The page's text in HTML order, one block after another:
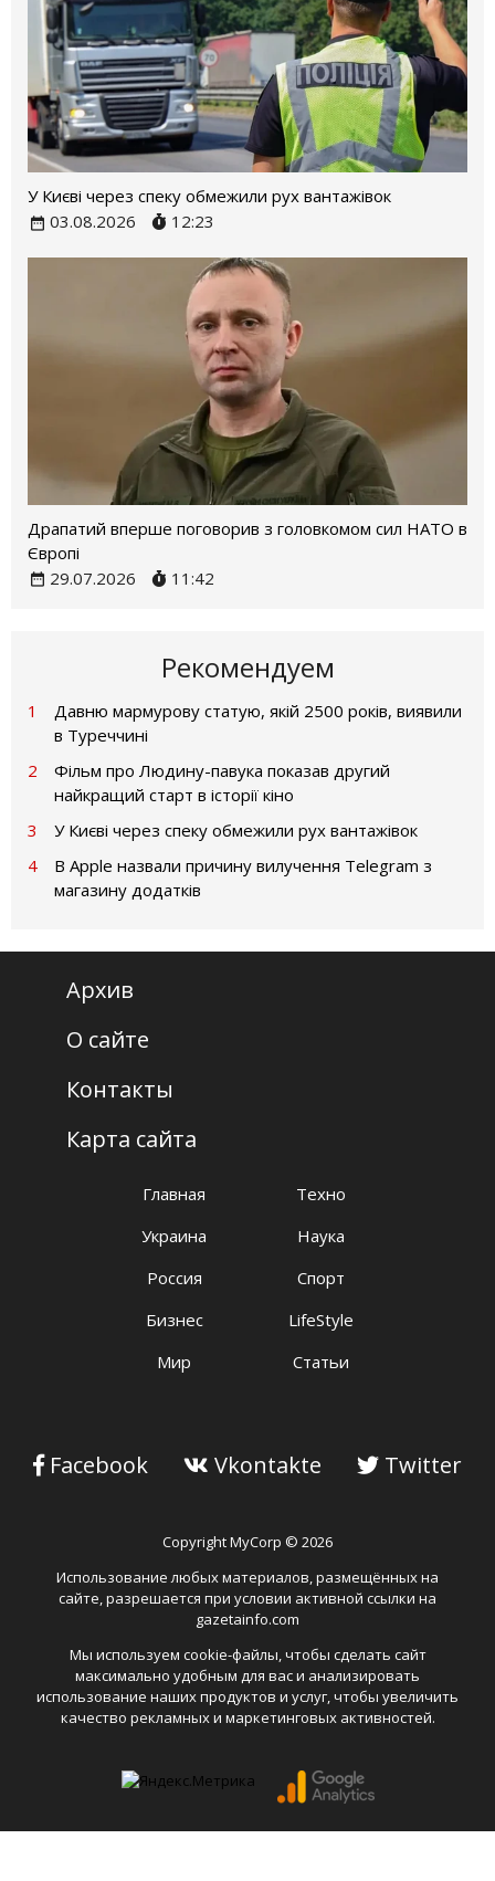
У Києві через спеку обмежили рух вантажівок
03.08.2026
12:23
Драпатий вперше поговорив з головкомом сил НАТО в
Європі
29.07.2026
11:42
Рекомендуем
1
Давню мармурову статую, якій 2500 років, виявили
в Туреччині
2
Фільм про Людину-павука показав другий
найкращий старт в історії кіно
3
У Києві через спеку обмежили рух вантажівок
4
В Apple назвали причину вилучення Telegram з
магазину додатків
Copyright MyCorp © 2026
Использование любых материалов, размещённых на
сайте, разрешается при условии активной ссылки на
gazetainfo.com
Мы используем cookie-файлы, чтобы сделать сайт
максимально удобным для вас и анализировать
использование наших продуктов и услуг, чтобы увеличить
качество рекламных и маркетинговых активностей.
Главная
Украина
Россия
Бизнес
Мир
Техно
Наука
Спорт
LifeStyle
Статьи
Facebook Vkontakte Twitter
Архив
О сайте
Контакты
Карта сайта